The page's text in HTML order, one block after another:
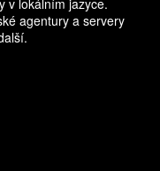
v lokálním jazyce.
agentury a servery